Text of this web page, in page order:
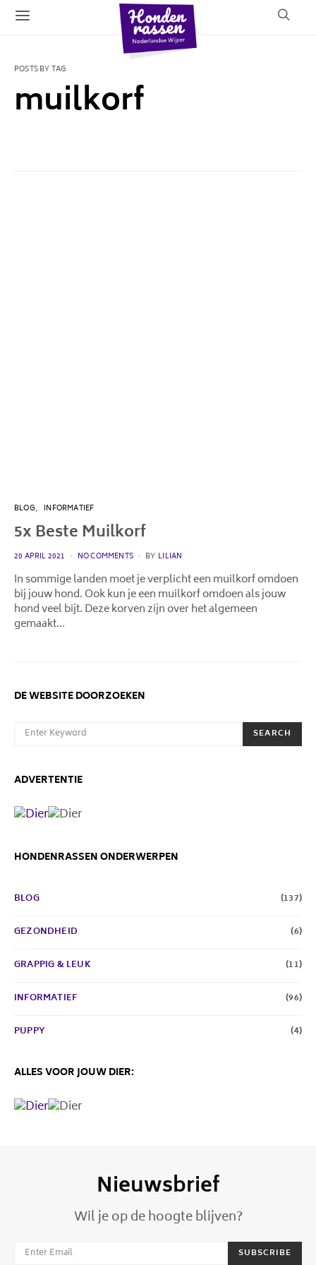
POSTS BY TAG
muilkorf
BLOG INFORMATIEF
5x Beste Muilkorf
POSTED
20 APRIL 2021 NO COMMENTS BY LILIAN
In sommige landen moet je verplicht een muilkorf omdoen
bij jouw hond. Ook kun je een muilkorf omdoen als jouw
hond veel bijt. Deze korven zijn over het algemeen
gemaakt…
DE WEBSITE DOORZOEKEN
SEARCH FOR:
SEARCH
ADVERTENTIE
HONDENRASSEN ONDERWERPEN
BLOG (137)
GEZONDHEID (6)
GRAPPIG & LEUK (11)
INFORMATIEF (96)
PUPPY (4)
ALLES VOOR JOUW DIER:
Nieuwsbrief
Wil je op de hoogte blijven?
SUBSCRIBE